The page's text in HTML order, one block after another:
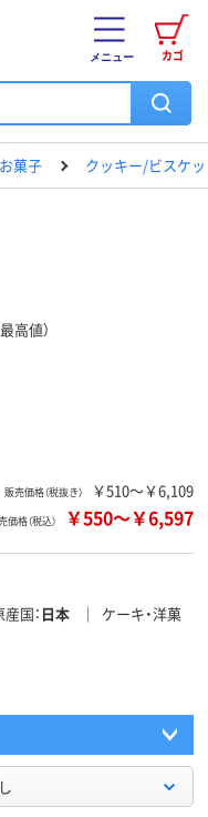
カゴ
メニュー
お菓子 クッキー/ビスケ
高値）
販売価格（税抜き） ￥510～￥6,109
価格（税込） ￥550～￥6,597
産国 日本
ケーキ・洋菓